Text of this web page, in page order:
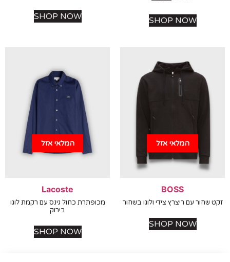
SHOP NOW
SHOP NOW
המלאי אזל
BOSS
עם ריצרץ צידי ולוגו בשחור
SHOP NOW
המלאי אזל
Lacoste
מכופתרת כחול גינס עם רקמת לוגו
SHOP NOW